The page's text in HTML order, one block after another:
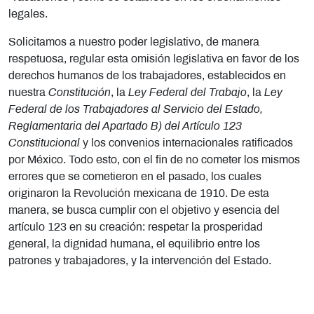
legales.
Solicitamos a nuestro poder legislativo, de manera
respetuosa, regular esta omisión legislativa en favor de los
derechos humanos de los trabajadores, establecidos en
nuestra Constitución, la Ley Federal del Trabajo, la Ley
Federal de los Trabajadores al Servicio del Estado,
Reglamentaria del Apartado B) del Artículo 123
Constitucional y los convenios internacionales ratificados
por México. Todo esto, con el fin de no cometer los mismos
errores que se cometieron en el pasado, los cuales
originaron la Revolución mexicana de 1910. De esta
manera, se busca cumplir con el objetivo y esencia del
artículo 123 en su creación: respetar la prosperidad
general, la dignidad humana, el equilibrio entre los
patrones y trabajadores, y la intervención del Estado.